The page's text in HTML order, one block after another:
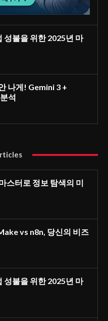
성불을 위한 2025년 마
나게! Gemini 3 +
석
스터로 정보 탐색의 미
vs n8n, 당신의 비즈
성불을 위한 2025년 마